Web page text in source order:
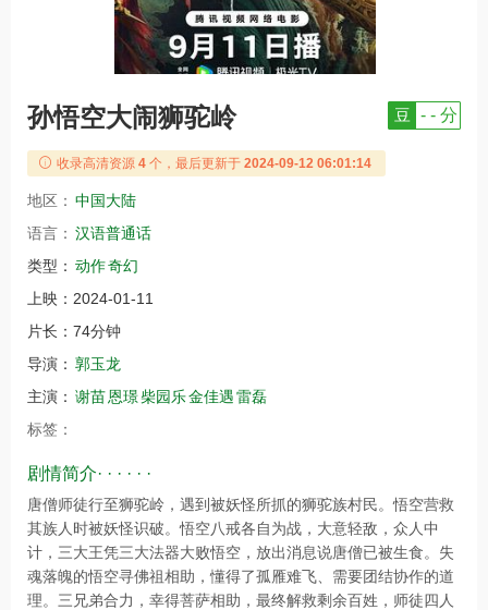
孙悟空大闹狮驼岭 豆 - - 分
收录高清资源 4 个，最后更新于 2024-09-12 06:01:14
地区： 中国大陆
语言： 汉语普通话
类型： 动作奇幻
上映： 2024-01-11
片长： 74分钟
导演： 郭玉龙
主演： 谢苗恩璟柴园乐金佳遇雷磊
标签：
剧情简介· · · · · ·
唐僧师徒行至狮驼岭，遇到被妖怪所抓的狮驼族村民。悟空营救
其族人时被妖怪识破。悟空八戒各自为战，大意轻敌，众人中
计，三大王凭三大法器大败悟空，放出消息说唐僧已被生食。失
魂落魄的悟空寻佛祖相助，懂得了孤雁难飞、需要团结协作的道
理。三兄弟合力，幸得菩萨相助，最终解救剩余百姓，师徒四人